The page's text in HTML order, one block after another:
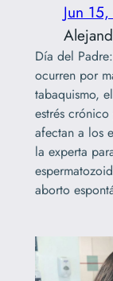
Jun
Día del
ocurren por
tabaquismo,
estrés
afectan a los
la experta
aborto